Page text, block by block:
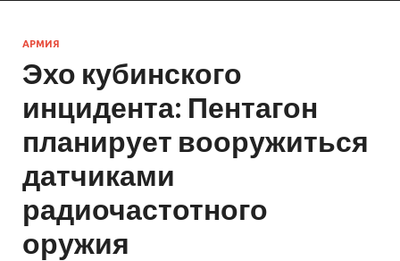
АРМИЯ
Эхо кубинского
инцидента: Пентагон
планирует вооружиться
датчиками
радиочастотного
оружия